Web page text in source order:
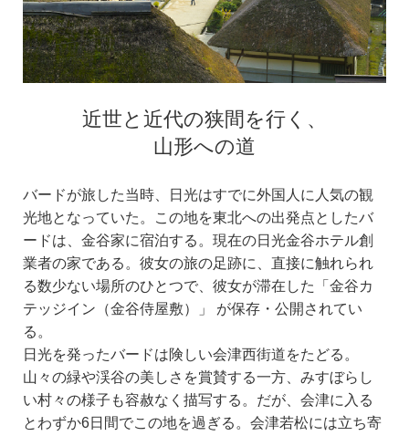
近世と近代の狭間を行く、
山形への道
バードが旅した当時、日光はすでに外国人に人気の観
光地となっていた。この地を東北への出発点としたバ
ードは、金谷家に宿泊する。現在の日光金谷ホテル創
業者の家である。彼女の旅の足跡に、直接に触れられ
る数少ない場所のひとつで、彼女が滞在した「金谷カ
テッジイン（金谷侍屋敷）」 が保存・公開されてい
る。
日光を発ったバードは険しい会津西街道をたどる。
山々の緑や渓谷の美しさを賞賛する一方、みすぼらし
い村々の様子も容赦なく描写する。だが、会津に入る
とわずか6日間でこの地を過ぎる。会津若松には立ち寄